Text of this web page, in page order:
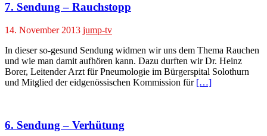
7. Sendung – Rauchstopp
14. November 2013 jump-tv
In dieser so-gesund Sendung widmen wir uns dem Thema Rauchen
und wie man damit aufhören kann. Dazu durften wir Dr. Heinz
Borer, Leitender Arzt für Pneumologie im Bürgerspital Solothurn
und Mitglied der eidgenössischen Kommission für […]
6. Sendung – Verhütung